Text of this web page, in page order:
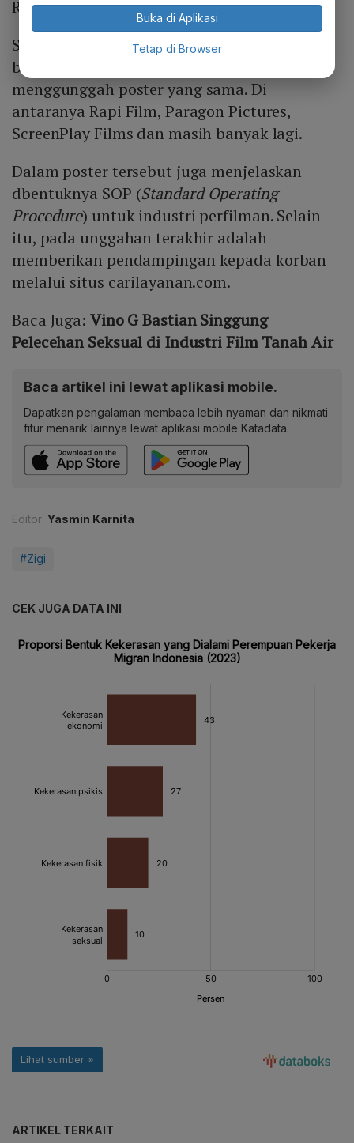
Rasyid.
Selain para artis, rumah produksi dan
berbagai ekosistem perfilman juga
menggunggah poster yang sama. Di
antaranya Rapi Film, Paragon Pictures,
ScreenPlay Films dan masih banyak lagi.
Dalam poster tersebut juga menjelaskan
dbentuknya SOP (Standard Operating
Procedure) untuk industri perfilman. Selain
itu, pada unggahan terakhir adalah
memberikan pendampingan kepada korban
melalui situs carilayanan.com.
Baca Juga: Vino G Bastian Singgung
Pelecehan Seksual di Industri Film Tanah Air
Baca artikel ini lewat aplikasi mobile.
Dapatkan pengalaman membaca lebih nyaman dan nikmati
fitur menarik lainnya lewat aplikasi mobile Katadata.
Editor: Yasmin Karnita
#Zigi
CEK JUGA DATA INI
ARTIKEL TERKAIT
Buka di Aplikasi
Tetap di Browser